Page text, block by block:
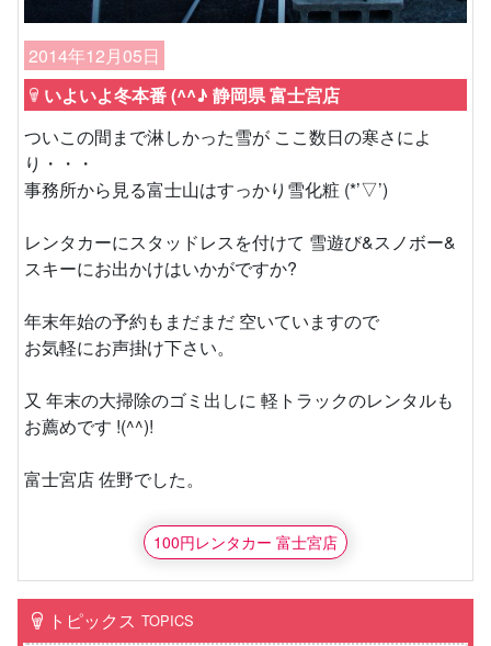
2014年12月05日
いよいよ冬本番 (^^♪ 静岡県 富士宮店
ついこの間まで淋しかった雪が ここ数日の寒さによ
り・・・
事務所から見る富士山はすっかり雪化粧 (*’▽’)
レンタカーにスタッドレスを付けて 雪遊び&スノボー&
スキーにお出かけはいかがですか?
年末年始の予約もまだまだ 空いていますので
お気軽にお声掛け下さい。
又 年末の大掃除のゴミ出しに 軽トラックのレンタルも
お薦めです !(^^)!
富士宮店 佐野でした。
100円レンタカー 富士宮店
トピックス TOPICS